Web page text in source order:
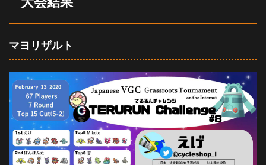
マヨリザルト